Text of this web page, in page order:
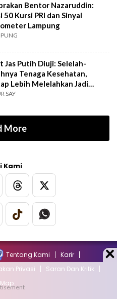
Bentor Nazaruddin:
50 Kursi PRI dan Sinyal
Lampung
Jas Putih Diuji: Selelah-
Tenaga Kesehatan,
Lebih Melelahkan Jadi
SAY
More
Kami
Tentang Kami
Karir
Privasi
Saran Dan Kritik